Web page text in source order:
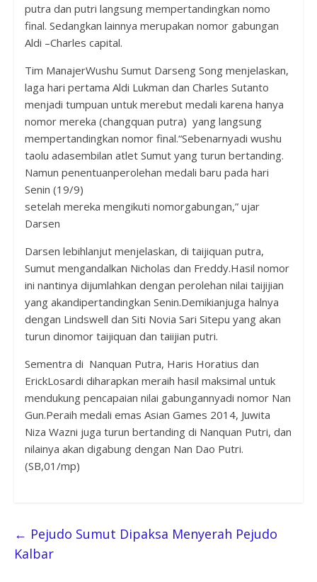
putra dan putri langsung mempertandingkan nomo
final. Sedangkan lainnya merupakan nomor gabungan
Aldi –Charles capital.
Tim ManajerWushu Sumut Darseng Song menjelaskan,
laga hari pertama Aldi Lukman dan Charles Sutanto
menjadi tumpuan untuk merebut medali karena hanya
nomor mereka (changquan putra) yang langsung
mempertandingkan nomor final.“Sebenarnyadi wushu
taolu adasembilan atlet Sumut yang turun bertanding.
Namun penentuanperolehan medali baru pada hari
Senin (19/9)
setelah mereka mengikuti nomorgabungan,” ujar
Darsen
Darsen lebihlanjut menjelaskan, di taijiquan putra,
Sumut mengandalkan Nicholas dan Freddy.Hasil nomor
ini nantinya dijumlahkan dengan perolehan nilai taijijian
yang akandipertandingkan Senin.Demikianjuga halnya
dengan Lindswell dan Siti Novia Sari Sitepu yang akan
turun dinomor taijiquan dan taiijian putri.
Sementra di Nanquan Putra, Haris Horatius dan
ErickLosardi diharapkan meraih hasil maksimal untuk
mendukung pencapaian nilai gabungannyadi nomor Nan
Gun.Peraih medali emas Asian Games 2014, Juwita
Niza Wazni juga turun bertanding di Nanquan Putri, dan
nilainya akan digabung dengan Nan Dao Putri.
(SB,01/mp)
← Pejudo Sumut Dipaksa Menyerah Pejudo
Kalbar